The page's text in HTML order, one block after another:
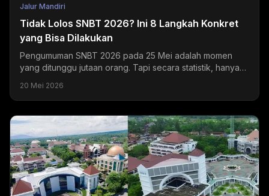
Jalur Mandiri
Tidak Lolos SNBT 2026? Ini 8 Langkah Konkret
yang Bisa Dilakukan
Pengumuman SNBT 2026 pada 25 Mei adalah momen
yang ditunggu jutaan orang. Tapi secara statistik, hanya
20 Mei 2026